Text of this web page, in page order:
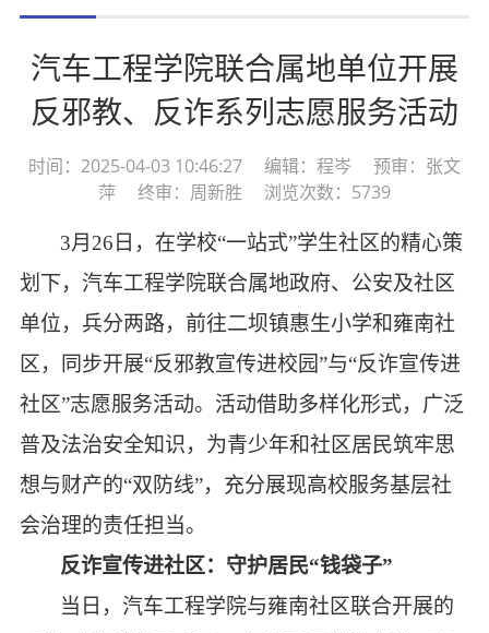
汽车工程学院联合属地单位开展
反邪教、反诈系列志愿服务活动
时间：2025-04-03 10:46:27 编辑：程岑 预审：张文
萍 终审：周新胜 浏览次数：5739
3月26日，在学校“一站式”学生社区的精心策
划下， 汽车工程学院联合属地政府、公安及社区
单位，兵分两路，前往二坝镇惠生小学和雍南社
区，同步开展“反邪教宣传进校园”与“反诈宣传进
社区”志愿服务活动。活动借助多样化形式，广泛
普及法治安全知识，为青少年和社区居民筑牢思
想与财产的“双防线”，充分展现高校服务基层社
会治理的责任担当。
反诈宣传进社区：守护居民“钱袋子”
当日，汽车工程学院与雍南社区联合开展的